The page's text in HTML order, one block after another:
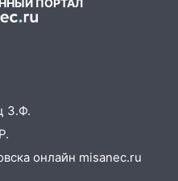
уверовала в
фирмы
налогов на 48
сбил
двое
З.Ф.
онлайн misanec.ru